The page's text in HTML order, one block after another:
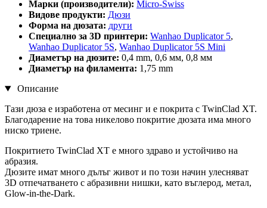
Марки (производители): Micro-Swiss
Видове продукти: Дюзи
Форма на дюзата: други
Специално за 3D принтери: Wanhao Duplicator 5,
Wanhao Duplicator 5S, Wanhao Duplicator 5S Mini
Диаметър на дюзите: 0,4 mm, 0,6 мм, 0,8 мм
Диаметър на филамента: 1,75 mm
Описание
Тази дюза е изработена от месинг и е покрита с TwinClad XT.
Благодарение на това никелово покритие дюзата има много
ниско триене.
Покритието TwinClad XT е много здраво и устойчиво на
абразия.
Дюзите имат много дълъг живот и по този начин улесняват
3D отпечатването с абразивни нишки, като въглерод, метал,
Glow-in-the-Dark.